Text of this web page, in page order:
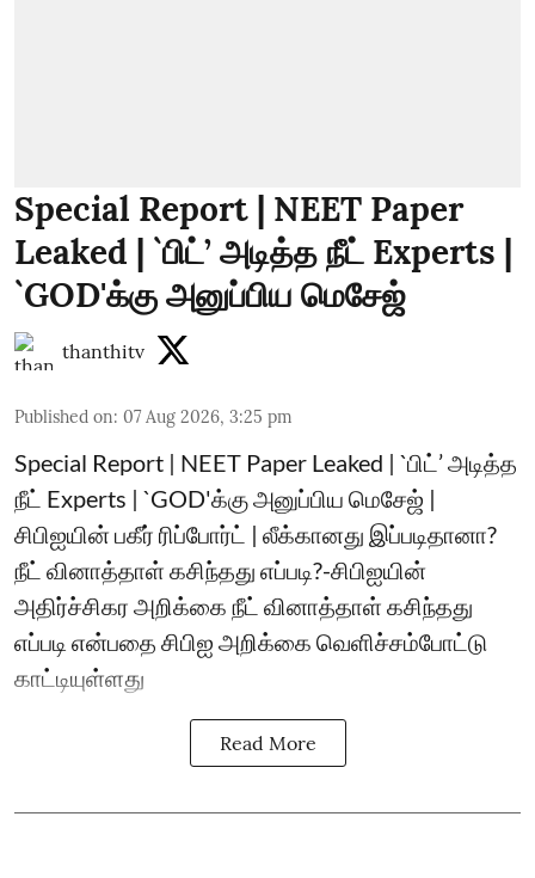
Special Report | NEET Paper
Leaked | `பிட்’ அடித்த நீட் Experts |
`GOD'க்கு அனுப்பிய மெசேஜ்
thanthitv
Published on: 07 Aug 2026, 3:25 pm
Special Report | NEET Paper Leaked | `பிட்’ அடித்த
நீட் Experts | `GOD'க்கு அனுப்பிய மெசேஜ் |
சிபிஐயின் பகீர் ரிப்போர்ட் | லீக்கானது இப்படிதானா?
நீட் வினாத்தாள் கசிந்தது எப்படி?-சிபிஐயின்
அதிர்ச்சிகர அறிக்கை நீட் வினாத்தாள் கசிந்தது
எப்படி என்பதை சிபிஐ அறிக்கை வெளிச்சம்போட்டு
காட்டியுள்ளது
Read More